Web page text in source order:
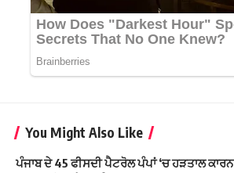
You Might Also Like
ਪੰਜਾਬ ਦੇ 45 ਫੀਸਦੀ ਪੈਟਰੋਲ ਪੰਪਾਂ ‘ਚ ਹੜਤਾਲ ਕਾਰਨ